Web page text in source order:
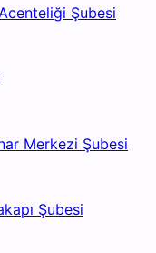
Şubesi
Merkezi Şubesi
Şubesi